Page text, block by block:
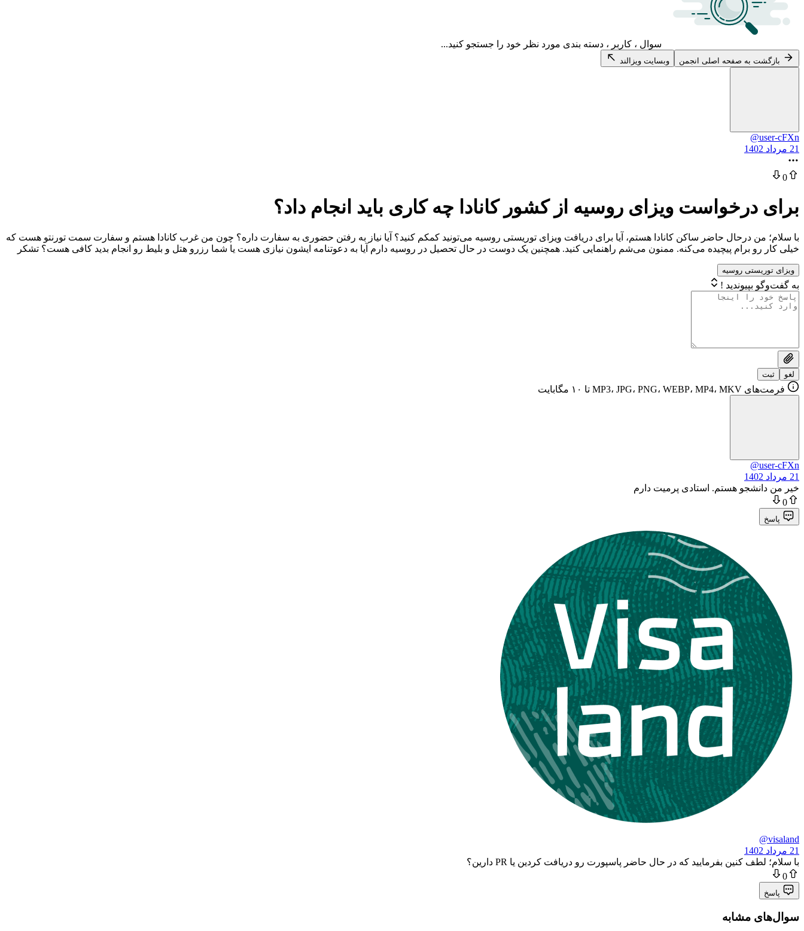
سوال ، کاربر ، دسته بندی مورد نظر خود را جستجو کنید...
بازگشت به صفحه اصلی انجمن وبسایت ویزالند
@user-cFXn
21 مرداد 1402
0
برای درخواست ویزای روسیه از کشور کانادا چه کاری باید انجام داد؟
با سلام؛ من درحال حاضر ساکن کانادا هستم، آیا برای دریافت ویزای توریستی روسیه می‌تونید کمکم کنید؟ آیا نیاز به رفتن حضوری به سفارت داره؟ چون من غرب کانادا هستم و سفارت سمت تورنتو هست که
خیلی کار رو برام پیچیده می‌کنه. ممنون می‌شم راهنمایی کنید. همچنین یک دوست در حال تحصیل در روسیه دارم آیا به دعوتنامه ایشون نیازی هست یا شما رزرو هتل و بلیط رو انجام بدید کافی هست؟ تشکر
ویزای توریستی روسیه
به گفت‌وگو بپیوندید !
لغو ثبت
فرمت‌های MP3، JPG، PNG، WEBP، MP4، MKV تا ۱۰ مگابایت
@user-cFXn
21 مرداد 1402
خیر من دانشجو هستم. استادی پرمیت دارم
0
پاسخ
@visaland
21 مرداد 1402
با سلام؛ لطف کنین بفرمایید که در حال حاضر پاسپورت رو دریافت کردین یا PR دارین؟
0
پاسخ
سوال‌های مشابه